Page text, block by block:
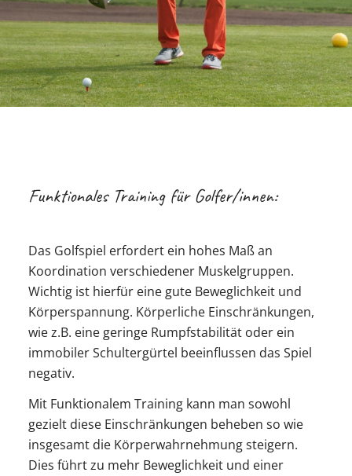
Funktionales Training für Golfer/innen:
Das Golfspiel erfordert ein hohes Maß an
Koordination verschiedener Muskelgruppen.
Wichtig ist hierfür eine gute Beweglichkeit und
Körperspannung. Körperliche Einschränkungen,
wie z.B. eine geringe Rumpfstabilität oder ein
immobiler Schultergürtel beeinflussen das Spiel
negativ.
Mit Funktionalem Training kann man sowohl
gezielt diese Einschränkungen beheben so wie
insgesamt die Körperwahrnehmung steigern.
Dies führt zu mehr Beweglichkeit und einer